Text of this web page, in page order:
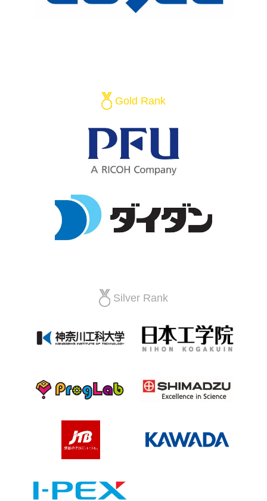
Gold Rank
Silver Rank